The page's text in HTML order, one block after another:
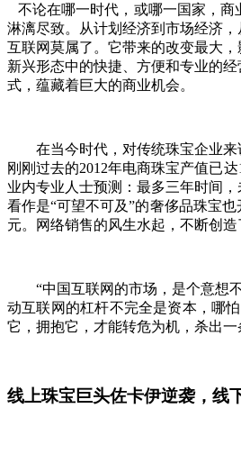
不论在哪一时代，或哪一国家，商
淋漓尽致。从计划经济到市场经济
互联网莫属了。它带来的改变最大
新兴形态中的快捷、方便和专业的
式，蕴藏着巨大的商业机会。
在当今时代，对传统珠宝企业来
刚刚过去的2012年电商珠宝产值已
业内专业人士预测：最多三年时间
看作是“可望不可及”的奢侈品珠宝
元。网络销售的风生水起，不断创造
“中国互联网的市场，是个意想不
动互联网的杠杆不完全是资本，哪
它，拥抱它，才能转危为机，杀出一
线上珠宝巨头佐卡伊逆袭，线